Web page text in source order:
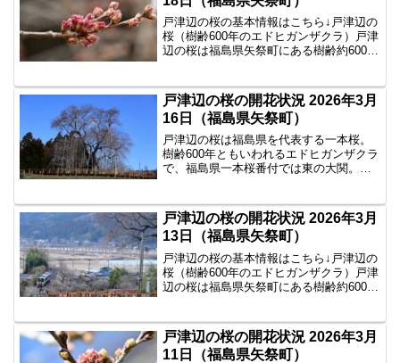
戸津辺の桜の基本情報はこちら↓戸津辺の
桜（樹齢600年のエドヒガンザクラ）戸津
辺の桜は福島県矢祭町にある樹齢約600年
年3月18日の戸津辺の桜の様子2026年3月
1...
戸津辺の桜の開花状況 2026年3月
16日（福島県矢祭町）
戸津辺の桜は福島県を代表する一本桜。
樹齢600年ともいわれるエドヒガンザクラ
で、福島県一本桜番付では東の大関。見
戸津辺の桜の開花状況 2026年3月
13日（福島県矢祭町）
戸津辺の桜の基本情報はこちら↓戸津辺の
桜（樹齢600年のエドヒガンザクラ）戸津
辺の桜は福島県矢祭町にある樹齢約600年
年3月13日の戸津辺の桜の様子2026年3月
1...
戸津辺の桜の開花状況 2026年3月
11日（福島県矢祭町）